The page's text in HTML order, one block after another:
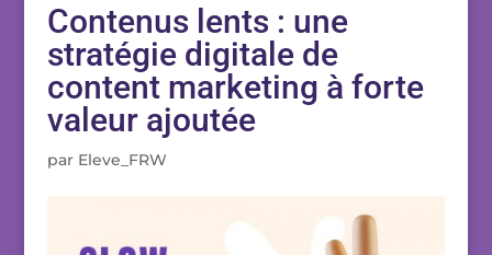
Contenus lents : une
stratégie digitale de
content marketing à forte
valeur ajoutée
par Eleve_FRW